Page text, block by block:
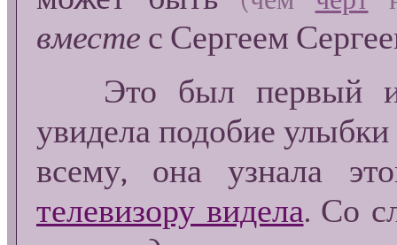
вместе с Сергеем
Это был первый и
увидела подобие
всему, она узнала
телевизору видела. Со